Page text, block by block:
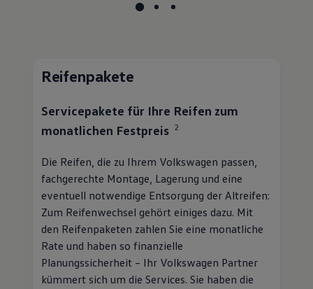
fachgerechte Montage, Lagerung und eine
eventuell notwendige Entsorgung der Altreifen:
den Reifenpaketen zahlen Sie eine monatliche
Rate und haben so finanzielle
Planungssicherheit – Ihr VolkswagenPartner
kümmert sich um die Services. Sie haben die
Wahl zwischen diesen beiden Reifenservices:
ReifenClevermit ausgewählten
Reifenmarken (Semperit, Firestone,